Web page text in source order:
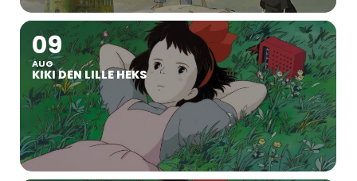
09
AUG
KIKI DEN LILLE HEKS